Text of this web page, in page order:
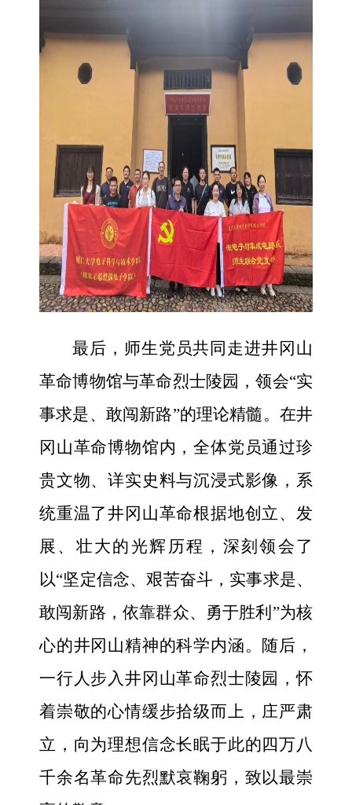
最后，师生党员共同走进井冈山
革命博物馆与革命烈士陵园，领会“实
事求是、敢闯新路”的理论精髓。在井
冈山革命博物馆内，全体党员通过珍
贵文物、详实史料与沉浸式影像，系
统重温了井冈山革命根据地创立、发
展、壮大的光辉历程，深刻领会了
以“坚定信念、艰苦奋斗，实事求是、
敢闯新路，依靠群众、勇于胜利”为核
心的井冈山精神的科学内涵。随后，
一行人步入井冈山革命烈士陵园，怀
着崇敬的心情缓步拾级而上，庄严肃
立，向为理想信念长眠于此的四万八
千余名革命先烈默哀鞠躬，致以最崇